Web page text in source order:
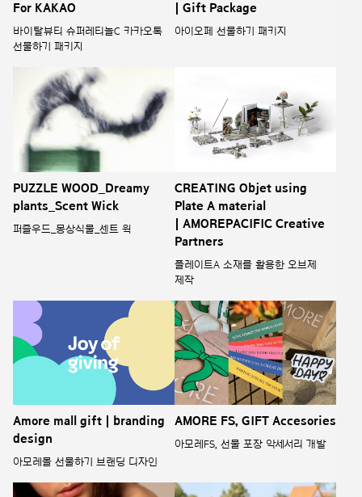
For KAKAO
바이탈뷰티 슈퍼레티놀C 카카오톡
선물하기 패키지
| Gift Package
아이오페 선물하기 패키지
PUZZLE WOOD_Dreamy
plants_Scent Wick
퍼즐우드_몽상식물_센트 윅
CREATING Objet using
Plate A material
| AMOREPACIFIC Creative
Partners
플레이트A 소재를 활용한 오브제
제작
Amore mall gift | branding
design
아모레몰 선물하기 브랜딩 디자인
AMORE FS, GIFT Accesories
아모레FS, 선물 포장 악세서리 개발